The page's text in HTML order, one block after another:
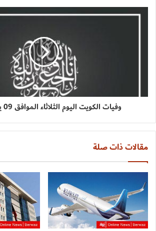
وفيات الكويت اليوم الثلاثاء الموافق 09 يونيو 2026
مقالات ذات صلة